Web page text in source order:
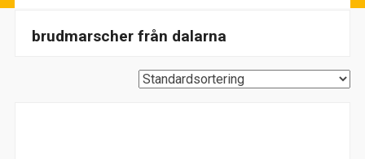
brudmarscher från dalarna